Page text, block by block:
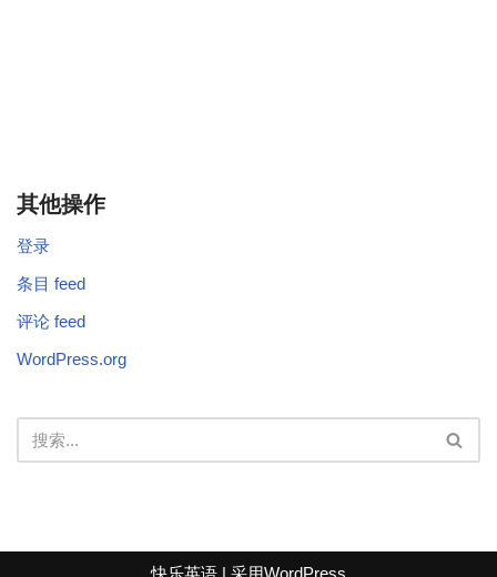
其他操作
登录
条目 feed
评论 feed
WordPress.org
快乐英语 | 采用WordPress